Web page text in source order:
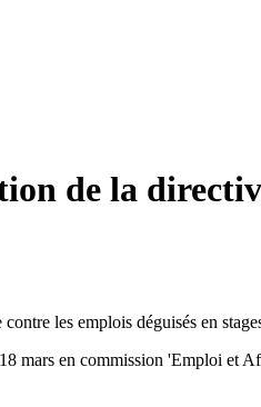
de la
les emplois déguisés en
mars en commission 'Emploi et